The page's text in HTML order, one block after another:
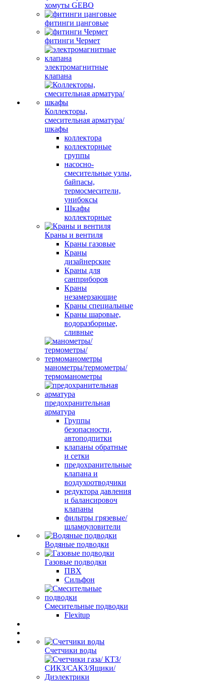
хомуты GEBO
фитинги цанговые
фитинги Чермет
электромагнитные
клапана
Коллекторы,
смесительная арматура/
шкафы
коллектора
коллекторные
группы
насосно-
смесительные узлы,
байпасы,
термосмесители,
унибоксы
Шкафы
коллекторные
Краны и вентиля
Краны газовые
Краны
дизайнерские
Краны для
санприборов
Краны
незамерзающие
Краны специальные
Краны шаровые,
водоразборные,
сливные
манометры/термометры/
термоманометры
предохранительная
арматура
Группы
безопасности,
автоподпитки
клапаны обратные
и сетки
предохранительные
клапана и
воздухоотводчики
редуктора давления
и балансировоч
клапаны
фильтры грязевые/
шламоуловители
Водяные подводки
Газовые подводки
ПВХ
Сильфон
Смесительные подводки
Flexitup
Счетчики воды